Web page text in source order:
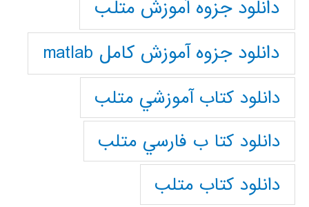
دانلود جزوه آموزش متلب
دانلود جزوه آموزش کامل matlab
دانلود كتاب آموزشي متلب
دانلود كتا ب فارسي متلب
دانلود كتاب متلب